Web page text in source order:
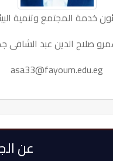
خدمة المجتمع وتنمية
صلاح الدين عبد الشافى
asa33@fayoum.edu.eg
عن